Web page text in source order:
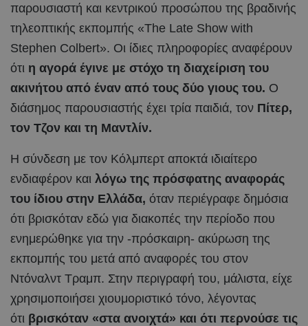
παρουσιαστή και κεντρικού προσώπου της βραδινής
τηλεοπτικής εκπομπής «The Late Show with
Stephen Colbert». Οι ίδιες πληροφορίες αναφέρουν
ότι η αγορά έγινε με στόχο τη διαχείριση του
ακινήτου από έναν από τους δύο γιους του. Ο
διάσημος παρουσιαστής έχει τρία παιδιά, τον Πίτερ,
τον Τζον και τη Μαντλίν.
Η σύνδεση με τον Κόλμπερτ αποκτά ιδιαίτερο
ενδιαφέρον και λόγω της πρόσφατης αναφοράς
του ίδιου στην Ελλάδα, όταν περιέγραφε δημόσια
ότι βρισκόταν εδώ για διακοπές την περίοδο που
ενημερώθηκε για την -πρόσκαιρη- ακύρωση της
εκπομπής του μετά από αναφορές του στον
Ντόναλντ Τραμπ. Στην περιγραφή του, μάλιστα, είχε
χρησιμοποιήσει χιουμοριστικό τόνο, λέγοντας
ότι βρισκόταν «στα ανοιχτά» και ότι περνούσε τις